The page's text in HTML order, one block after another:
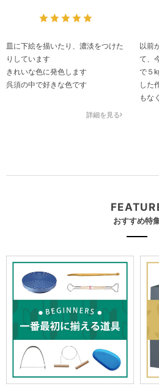
詳細を見る
皿に下絵を描いたり、濃淡をつけた
りしています
きれいな色に発色します
呉須の中で好きな色です
以前
て、
で５
した
もな
おすすめ特